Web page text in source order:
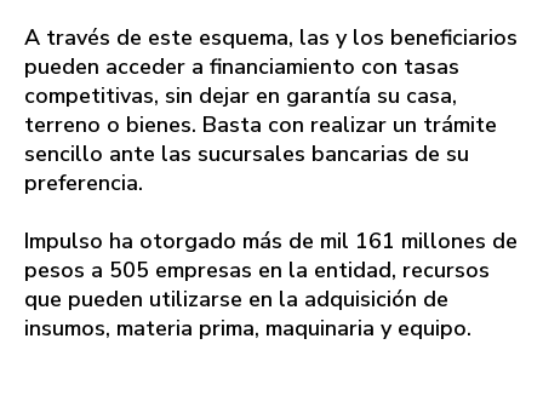
A través de este esquema, las y los beneficiarios
pueden acceder a financiamiento con tasas
competitivas, sin dejar en garantía su casa,
terreno o bienes. Basta con realizar un trámite
sencillo ante las sucursales bancarias de su
preferencia.
Impulso ha otorgado más de mil 161 millones de
pesos a 505 empresas en la entidad, recursos
que pueden utilizarse en la adquisición de
insumos, materia prima, maquinaria y equipo.